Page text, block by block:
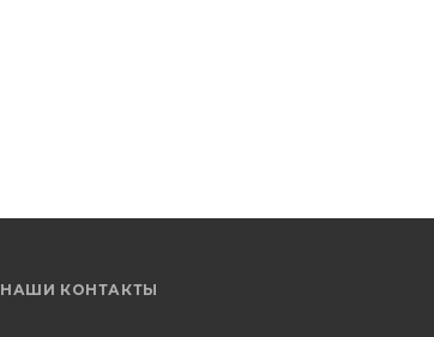
НАШИ КОНТАКТЫ